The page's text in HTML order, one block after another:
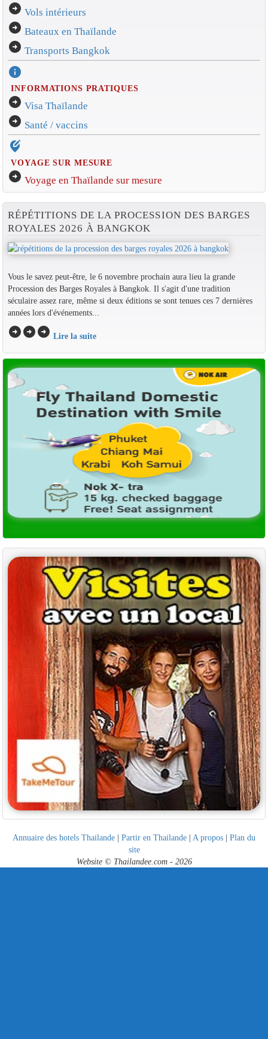
arrow_circle_right Vols intérieurs
arrow_circle_right Bateaux en Thaïlande
arrow_circle_right Transports Bangkok
info
INFORMATIONS PRATIQUES
arrow_circle_right Visa Thaïlande
arrow_circle_right Santé / vaccins
edit_location_alt
VOYAGE SUR MESURE
arrow_circle_right Voyage en Thaïlande sur mesure
RÉPÉTITIONS DE LA PROCESSION DES BARGES
ROYALES 2026 À BANGKOK
Vous le savez peut-être, le 6 novembre prochain aura lieu la grande
Procession des Barges Royales à Bangkok. Il s'agit d'une tradition
séculaire assez rare, même si deux éditions se sont tenues ces 7 dernières
années lors d'événements...
arrow_circle_rightarrow_circle_rightarrow_circle_right Lire la suite
Annuaire des hotels Thailande | Partir en Thailande | A propos | Plan du
site
Website © Thailandee.com - 2026